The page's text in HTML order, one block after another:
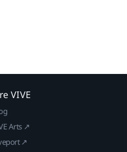
VIVE
Arts ↗
↗